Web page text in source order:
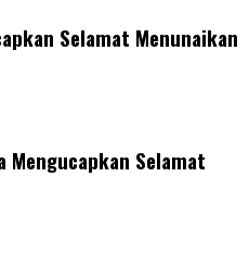
Selamat Menunaikan
Mengucapkan Selamat